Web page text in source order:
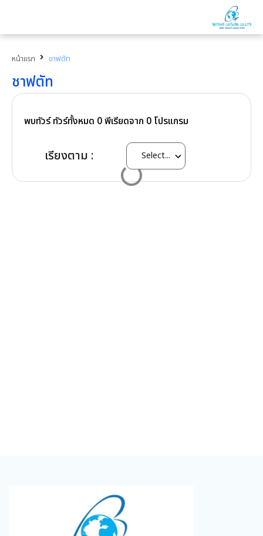
หน้าแรก ชาฟตัท
ชาฟตัท
พบทัวร์ ทัวร์ทั้งหมด 0พีเรียดจาก 0 โปรแกรม
เรียงตาม :